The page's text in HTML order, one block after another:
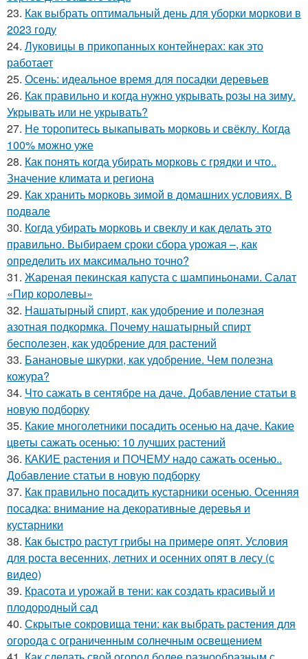
23. Как выбрать оптимальный день для уборки моркови в
2023 году
24. Луковицы в прикопанных контейнерах: как это
работает
25. Осень: идеальное время для посадки деревьев
26. Как правильно и когда нужно укрывать розы на зиму.
Укрывать или не укрывать?
27. Не торопитесь выкапывать морковь и свёклу. Когда
100% можно уже
28. Как понять когда убирать морковь с грядки и что..
Значение климата и региона
29. Как хранить морковь зимой в домашних условиях. В
подвале
30. Когда убирать морковь и свеклу и как делать это
правильно. Выбираем сроки сбора урожая –, как
определить их максимально точно?
31. Жареная пекинская капуста с шампиньонами. Салат
«Пир королевы»
32. Нашатырный спирт, как удобрение и полезная
азотная подкормка. Почему нашатырный спирт
бесполезен, как удобрение для растений
33. Банановые шкурки, как удобрение. Чем полезна
кожура?
34. Что сажать в сентябре на даче. Добавление статьи в
новую подборку
35. Какие многолетники посадить осенью на даче. Какие
цветы сажать осенью: 10 лучших растений
36. КАКИЕ растения и ПОЧЕМУ надо сажать осенью..
Добавление статьи в новую подборку
37. Как правильно посадить кустарники осенью. Осенняя
посадка: внимание на декоративные деревья и
кустарники
38. Как быстро растут грибы на примере опят. Условия
для роста весенних, летних и осенних опят в лесу (с
видео)
39. Красота и урожай в тени: как создать красивый и
плодородный сад
40. Скрытые сокровища тени: как выбрать растения для
огорода с ограниченным солнечным освещением